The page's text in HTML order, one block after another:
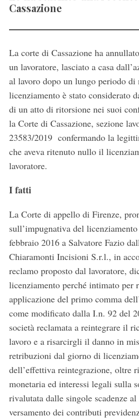
Cassazione
La corte di Cassazione ha
un lavoratore, lasciato a casa
al lavoro dopo un lungo periodo
licenziamento è stato considerato
di un atto di ritorsione nei suoi
la Corte di Cassazione, sezione
23583/2019 confermando la
che aveva ritenuto nullo il
lavoratore.
I fatti
La Corte di appello di Firenze,
sull’impugnativa del
febbraio 2016 a Salvatore Fazio
Chiaramonti Incisioni S.r.l., in
reclamo proposto dal lavoratore,
licenziamento perché intimato per
applicazione del primo comma
come modificato dalla I.n. 92 del
società reclamata a reintegrare il
lavoro e a risarcirgli il danno in
retribuzioni dal giorno di
dell’effettiva reintegrazione, oltre
monetaria ed interessi legali sulla
rivalutata dalle singole scadenze
versamento dei contributi